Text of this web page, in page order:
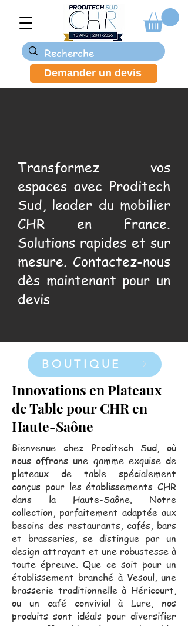
Demander un devis
Transformez vos
espaces avec Proditech
Sud, leader du mobilier
CHR en France.
Solutions rapides et sur
mesure. Contactez-nous
dès maintenant pour un
devis
BOUTIQUE
Innovations en Plateaux
de Table pour CHR en
Haute-Saône
Bienvenue chez Proditech Sud, où
nous offrons une gamme exquise de
plateaux de table spécialement
conçus pour les établissements CHR
dans la Haute-Saône. Notre
collection, parfaitement adaptée aux
besoins des restaurants, cafés, bars
et brasseries, se distingue par un
design attrayant et une robustesse à
toute épreuve. Que ce soit pour un
établissement branché à Vesoul, une
brasserie traditionnelle à Héricourt,
ou un café convivial à Lure, nos
produits sont idéals pour diversifier